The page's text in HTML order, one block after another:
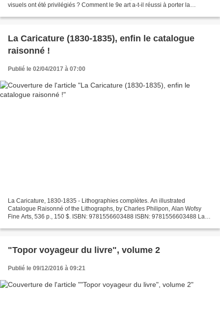
visuels ont été privilégiés ? Comment le 9e art a-t-il réussi à porter la
La Caricature (1830-1835), enfin le catalogue
raisonné !
Publié le 02/04/2017 à 07:00
La Caricature, 1830-1835 - Lithographies complètes. An illustrated
Catalogue Raisonné of the Lithographs, by Charles Philipon, Alan Wofsy
Fine Arts, 536 p., 150 $. ISBN: 9781556603488 ISBN: 9781556603488 La
"Topor voyageur du livre", volume 2
Publié le 09/12/2016 à 09:21